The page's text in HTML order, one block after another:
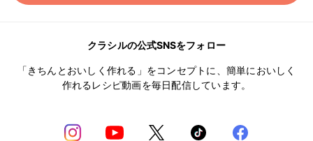
クラシルの公式SNSをフォロー
「きちんとおいしく作れる」をコンセプトに、簡単においしく
作れるレシピ動画を毎日配信しています。